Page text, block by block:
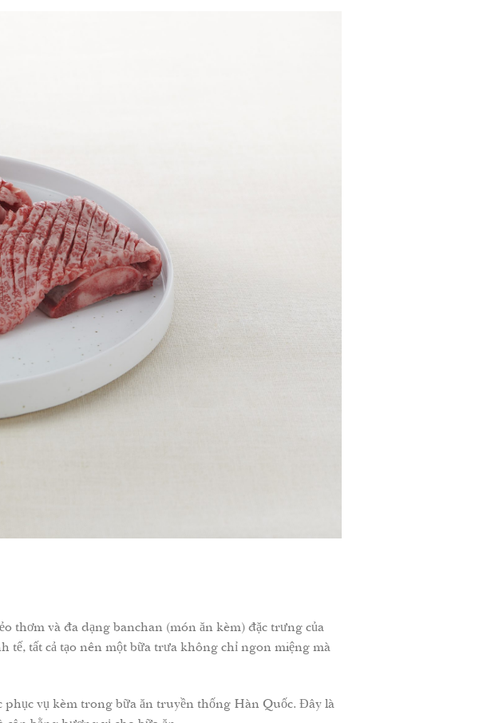
thơm và đa dạng banchan (món ăn kèm) đặc trưng của
tế, tất cả tạo nên một bữa trưa không chỉ ngon miệng mà
vụ kèm trong bữa ăn truyền thống Hàn Quốc. Đây là